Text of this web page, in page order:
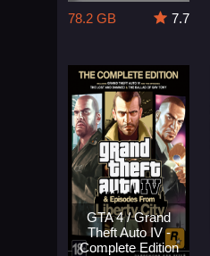
78.2 GB
7.7
GTA 4 / Grand
Theft Auto IV -
Complete Edition